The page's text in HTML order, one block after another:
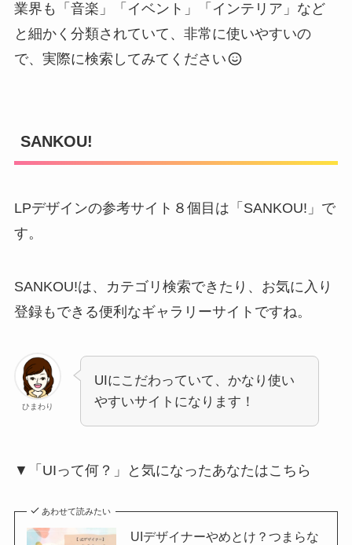
業界も「音楽」「イベント」「インテリア」など
と細かく分類されていて、非常に使いやすいの
で、実際に検索してみてください
SANKOU!
LPデザインの参考サイト８個目は「SANKOU!」で
す。
SANKOU!は、カテゴリ検索できたり、お気に入り
登録もできる便利なギャラリーサイトですね。
ひまわり
UIにこだわっていて、かなり使い
やすいサイトになります！
▼「UIって何？」と気になったあなたはこちら
あわせて読みたい
UIデザイナーやめとけ？つまらな